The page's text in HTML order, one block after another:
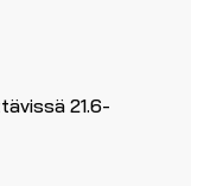
21.6-